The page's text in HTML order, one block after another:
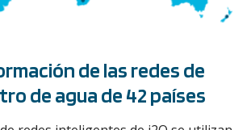
de las redes de
de agua de 42 países